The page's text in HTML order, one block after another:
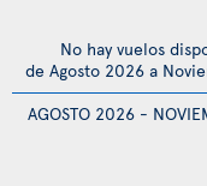
AGOSTO 2026 -
No hay vuelos
de Agosto 2026 a